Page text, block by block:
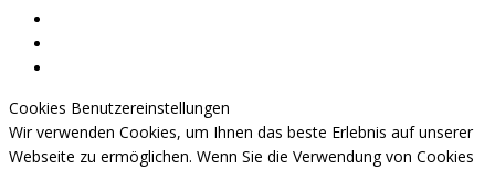
Cookies Benutzereinstellungen
Wir verwenden Cookies, um Ihnen das beste Erlebnis auf unserer
Webseite zu ermöglichen. Wenn Sie die Verwendung von Cookies